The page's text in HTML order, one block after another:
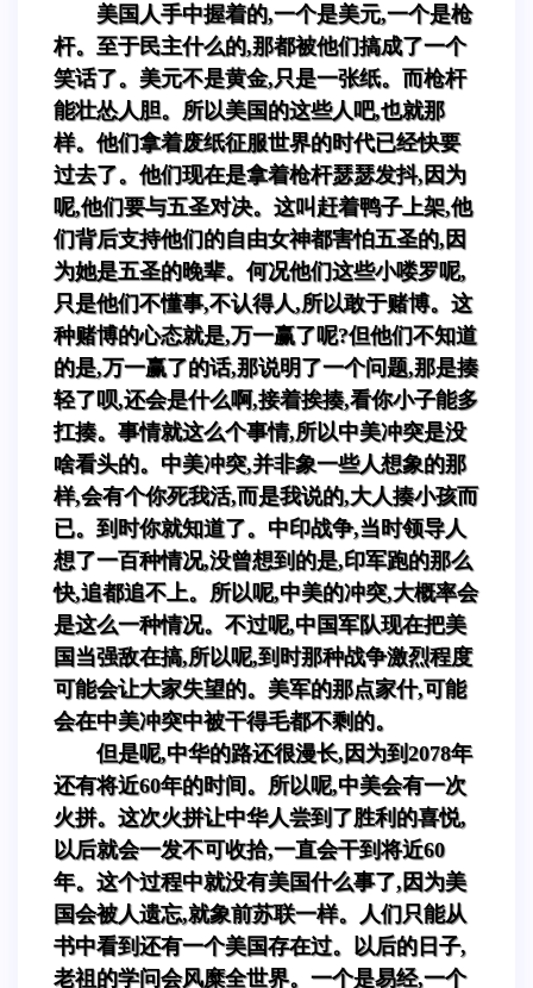
美国人手中握着的,一个是美元,一个是枪
杆。至于民主什么的,那都被他们搞成了一个
笑话了。美元不是黄金,只是一张纸。而枪杆
能壮怂人胆。所以美国的这些人吧,也就那
样。他们拿着废纸征服世界的时代已经快要
过去了。他们现在是拿着枪杆瑟瑟发抖,因为
呢,他们要与五圣对决。这叫赶着鸭子上架,他
们背后支持他们的自由女神都害怕五圣的,因
为她是五圣的晚辈。何况他们这些小喽罗呢,
只是他们不懂事,不认得人,所以敢于赌博。这
种赌博的心态就是,万一赢了呢?但他们不知道
的是,万一赢了的话,那说明了一个问题,那是揍
轻了呗,还会是什么啊,接着挨揍,看你小子能多
扛揍。事情就这么个事情,所以中美冲突是没
啥看头的。中美冲突,并非象一些人想象的那
样,会有个你死我活,而是我说的,大人揍小孩而
已。到时你就知道了。中印战争,当时领导人
想了一百种情况,没曾想到的是,印军跑的那么
快,追都追不上。所以呢,中美的冲突,大概率会
是这么一种情况。不过呢,中国军队现在把美
国当强敌在搞,所以呢,到时那种战争激烈程度
可能会让大家失望的。美军的那点家什,可能
会在中美冲突中被干得毛都不剩的。
但是呢,中华的路还很漫长,因为到2078年
还有将近60年的时间。所以呢,中美会有一次
火拼。这次火拼让中华人尝到了胜利的喜悦,
以后就会一发不可收拾,一直会干到将近60
年。这个过程中就没有美国什么事了,因为美
国会被人遗忘,就象前苏联一样。人们只能从
书中看到还有一个美国存在过。以后的日子,
老祖的学问会风糜全世界。一个是易经,一个